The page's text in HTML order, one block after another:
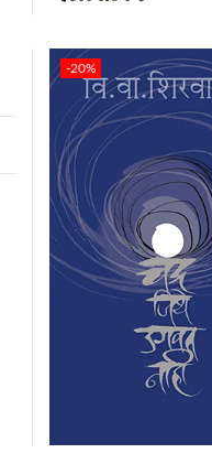
-20%